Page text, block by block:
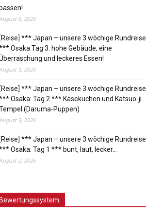
6, 2026
*** Japan – unsere 3 wöchige Rundreise
Osaka Tag 3: hohe Gebäude, eine
und leckeres Essen!
5, 2026
*** Japan – unsere 3 wöchige Rundreise
Osaka: Tag 2 *** Käsekuchen und Katsuo-ji
(Daruma-Puppen)
3, 2026
*** Japan – unsere 3 wöchige Rundreise
Osaka: Tag 1 *** bunt, laut, lecker…
2, 2026